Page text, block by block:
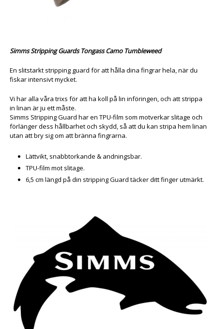
Simms Stripping Guards Tongass Camo Tumbleweed
En slitstarkt stripping guard för att hålla dina fingrar hela, när du
fiskar intensivt mycket.
Vi har alla våra trixs för att ha koll på lin införingen, och att strippa
in linan är ju ett måste.
Simms Stripping Guard har en TPU-film som motverkar slitage och
förlänger dess hållbarhet och skydd, så att du kan stripa hem linan
utan att bry sig om att bränna fingrarna.
Lättvikt, snabbtorkande & andningsbar.
TPU-film mot slitage.
6,5 cm längd på din stripping Guard täcker ditt finger utmärkt.